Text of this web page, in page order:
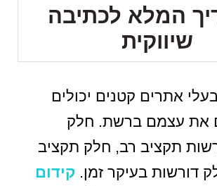
המלא לכתיבה
שיווקית
אתרים קטנים יכולים
את עצמם ברשת. חלק
תקציב רב, חלק תקציב
דורשות בעיקר זמן. קידום